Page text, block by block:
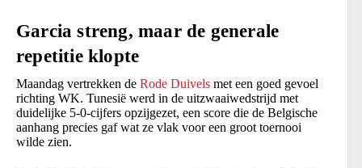
Garcia streng, maar de generale
repetitie klopte
Maandag vertrekken de Rode Duivels met een goed gevoel
richting WK. Tunesië werd in de uitzwaaiwedstrijd met
duidelijke 5-0-cijfers opzijgezet, een score die de Belgische
aanhang precies gaf wat ze vlak voor een groot toernooi
wilde zien.